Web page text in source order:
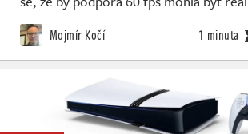
Mojmír Kočí 1 minuta